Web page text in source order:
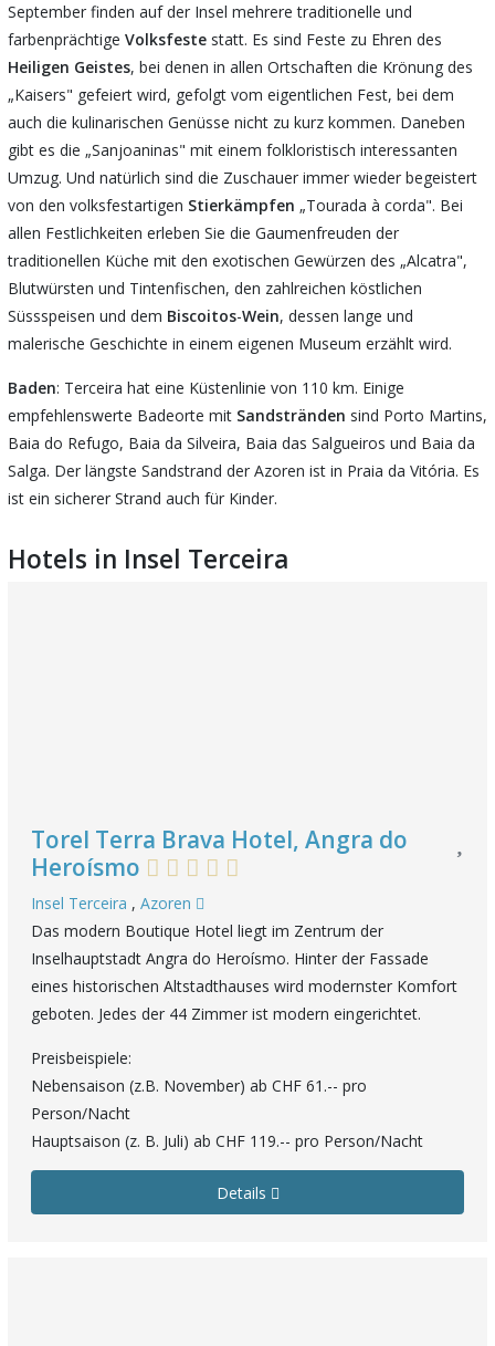
September finden auf der Insel mehrere traditionelle und
farbenprächtige Volksfeste statt. Es sind Feste zu Ehren des
Heiligen Geistes, bei denen in allen Ortschaften die Krönung des
„Kaisers" gefeiert wird, gefolgt vom eigentlichen Fest, bei dem
auch die kulinarischen Genüsse nicht zu kurz kommen. Daneben
gibt es die „Sanjoaninas" mit einem folkloristisch interessanten
Umzug. Und natürlich sind die Zuschauer immer wieder begeistert
von den volksfestartigen Stierkämpfen „Tourada à corda". Bei
allen Festlichkeiten erleben Sie die Gaumenfreuden der
traditionellen Küche mit den exotischen Gewürzen des „Alcatra",
Blutwürsten und Tintenfischen, den zahlreichen köstlichen
Süssspeisen und dem Biscoitos-Wein, dessen lange und
malerische Geschichte in einem eigenen Museum erzählt wird.
Baden: Terceira hat eine Küstenlinie von 110 km. Einige
empfehlenswerte Badeorte mit Sandstränden sind Porto Martins,
Baia do Refugo, Baia da Silveira, Baia das Salgueiros und Baia da
Salga. Der längste Sandstrand der Azoren ist in Praia da Vitória. Es
ist ein sicherer Strand auch für Kinder.
Hotels in Insel Terceira
Torel Terra Brava Hotel, Angra do
Heroísmo
Insel Terceira , Azoren
Das modern Boutique Hotel liegt im Zentrum der
Inselhauptstadt Angra do Heroísmo. Hinter der Fassade
eines historischen Altstadthauses wird modernster Komfort
geboten. Jedes der 44 Zimmer ist modern eingerichtet.
Preisbeispiele:
Nebensaison (z.B. November) ab CHF 61.-- pro
Person/Nacht
Hauptsaison (z. B. Juli) ab CHF 119.-- pro Person/Nacht
Details